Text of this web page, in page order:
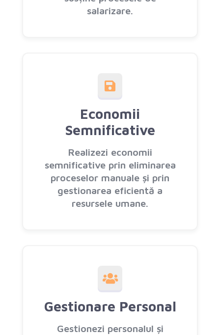
salarizare.
Economii
Semnificative
Realizezi economii
semnificative prin eliminarea
proceselor manuale și prin
gestionarea eficientă a
resursele umane.
Gestionare Personal
Gestionezi personalul și